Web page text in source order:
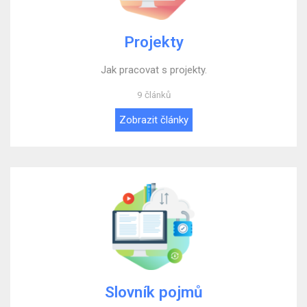
Projekty
Jak pracovat s projekty.
9 článků
Zobrazit články
Slovník pojmů